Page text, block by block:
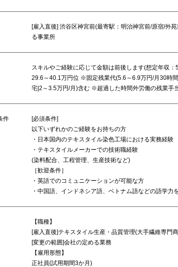
[雇入直後] 渋谷区神宮前(最寄駅：明治神宮前/原宿/外
る事業所
スキルやご経験に応じて金額は前後します(想定年収：
29.6～40.1万円位 ※固定残業代(5.6～6.9万円/月30時
宅|2～3.5万円/月)含む ※超過した時間外労働の残業手
件
[必須条件]
以下いずれかのご経験をお持ちの方
・日本国内のテキスタイル染色工場における実務経験
・テキスタイルメーカーでの技術職経験
(染料配合、工程管理、生産技術など)
［歓迎条件］
・英語でのコミュニケーションが可能な方
・中国語、インドネシア語、ベトナム語などの語学力
【職種】
[雇入直後]テキスタイル生産・品質管理(大手繊維専門
[変更の範囲]会社の定める業務
【雇用形態】
正社員(試用期間3か月)